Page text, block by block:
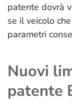
patente dovrà
se il veicolo
parametri
Nuovi
patente